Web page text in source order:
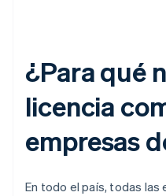
¿Para qué
licencia
empresas
En todo el país, todas